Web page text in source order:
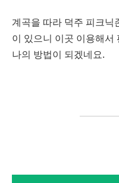
계곡을 따라 덕주 피크
이 있으니 이곳 이용해
나의 방법이 되겠네요.